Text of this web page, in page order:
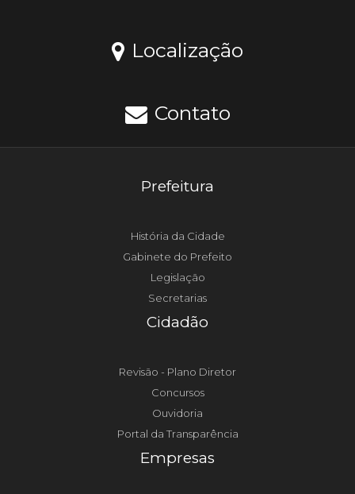
Localização
Contato
Prefeitura
História da Cidade
Gabinete do Prefeito
Legislação
Secretarias
Cidadão
Revisão - Plano Diretor
Concursos
Ouvidoria
Portal da Transparência
Empresas